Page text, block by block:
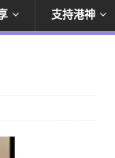
支持港神